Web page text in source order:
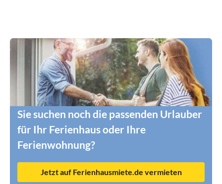
Sie suchen noch die passenden Urlauber
für Ihr Ferienhaus oder Ihre
Ferienwohnung?
Jetzt auf Ferienhausmiete.de vermieten